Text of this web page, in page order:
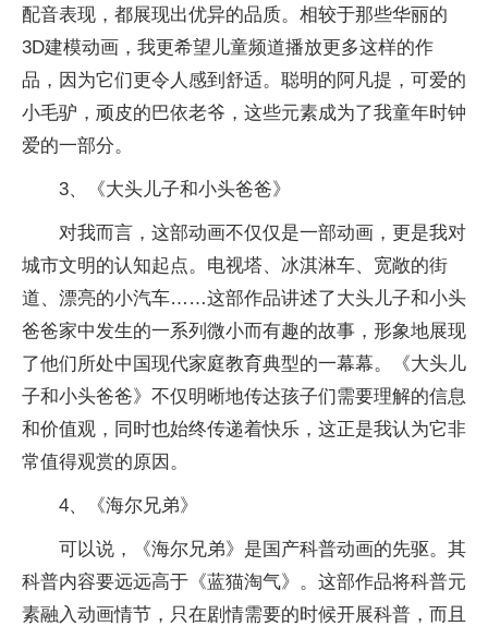
配音表现，都展现出优异的品质。相较于那些华丽的
3D建模动画，我更希望儿童频道播放更多这样的作
品，因为它们更令人感到舒适。聪明的阿凡提，可爱的
小毛驴，顽皮的巴依老爷，这些元素成为了我童年时钟
爱的一部分。
3、《大头儿子和小头爸爸》
对我而言，这部动画不仅仅是一部动画，更是我对
城市文明的认知起点。电视塔、冰淇淋车、宽敞的街
道、漂亮的小汽车……这部作品讲述了大头儿子和小头
爸爸家中发生的一系列微小而有趣的故事，形象地展现
了他们所处中国现代家庭教育典型的一幕幕。《大头儿
子和小头爸爸》不仅明晰地传达孩子们需要理解的信息
和价值观，同时也始终传递着快乐，这正是我认为它非
常值得观赏的原因。
4、《海尔兄弟》
可以说，《海尔兄弟》是国产科普动画的先驱。其
科普内容要远远高于《蓝猫淘气》。这部作品将科普元
素融入动画情节，只在剧情需要的时候开展科普，而且